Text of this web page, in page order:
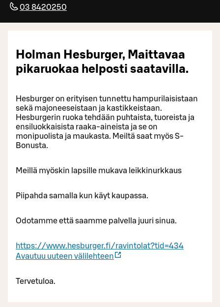
03 8420250
Holman Hesburger, Maittavaa
pikaruokaa helposti saatavilla.
Hesburger on erityisen tunnettu hampurilaisistaan
sekä majoneeseistaan ja kastikkeistaan.
Hesburgerin ruoka tehdään puhtaista, tuoreista ja
ensiluokkaisista raaka-aineista ja se on
monipuolista ja maukasta. Meiltä saat myös S-
Bonusta.
Meillä myöskin lapsille mukava leikkinurkkaus
Piipahda samalla kun käyt kaupassa.
Odotamme että saamme palvella juuri sinua.
https://www.hesburger.fi/ravintolat?tid=434
Avautuu uuteen välilehteen
Tervetuloa.